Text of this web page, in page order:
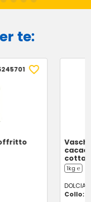
te:
cotta/
1kg ℮
Collo: